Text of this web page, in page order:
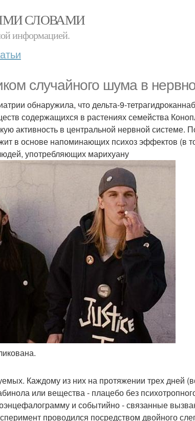
СЛОВАМИ
информацией.
случайного шума в
обнаружила, что дельта-9-
содержащихся в растениях семейства
активность в центральной нервной системе.
в основе напоминающих психоз эффектов (в
употребляющих марихуану
Каждому из них на протяжении трех дней
или вещества - плацебо без
и событийно - связанные
проводился посредством двойного